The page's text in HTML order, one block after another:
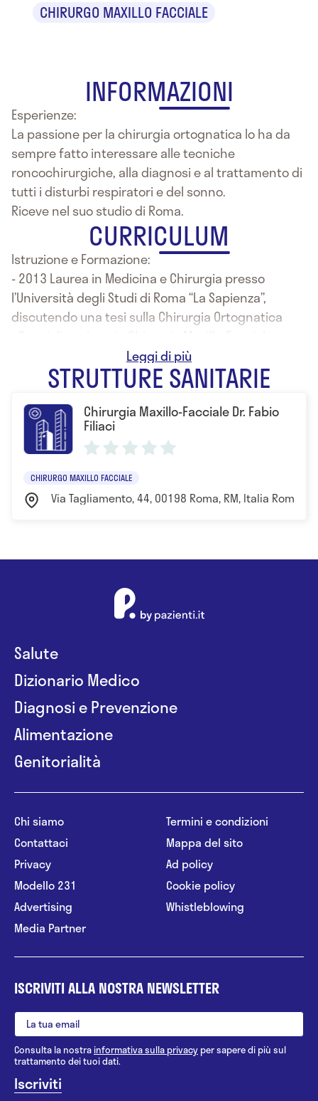
CHIRURGO MAXILLO FACCIALE
INFORMAZIONI
Esperienze:
La passione per la chirurgia ortognatica lo ha da
sempre fatto interessare alle tecniche
roncochirurgiche, alla diagnosi e al trattamento di
tutti i disturbi respiratori e del sonno.
Riceve nel suo studio di Roma.
CURRICULUM
Istruzione e Formazione:
- 2013 Laurea in Medicina e Chirurgia presso
l’Università degli Studi di Roma “La Sapienza”,
discutendo una tesi sulla Chirurgia Ortognatica
proponendo una tesi sulle malformazioni maxillo-
facciali e i disturbi respiratori del sonno
- Dottorato di ricerca in neuroscienze, discutendo
una tesi sui disturbi respiratori del sonno
STRUTTURE SANITARIE
Chirurgia Maxillo-Facciale Dr. Fabio
Filiaci
CHIRURGO MAXILLO FACCIALE
Via Tagliamento, 44, 00198 Roma, RM, Italia Roma
Salute
Dizionario Medico
Diagnosi e Prevenzione
Alimentazione
Genitorialità
Chi siamo
Contattaci
Privacy
Modello 231
Advertising
Media Partner
Termini e condizioni
Mappa del sito
Ad policy
Cookie policy
Whistleblowing
ISCRIVITI ALLA NOSTRA NEWSLETTER
Consulta la nostrainformativa sulla privacy per sapere di più sul
trattamento dei tuoi dati.